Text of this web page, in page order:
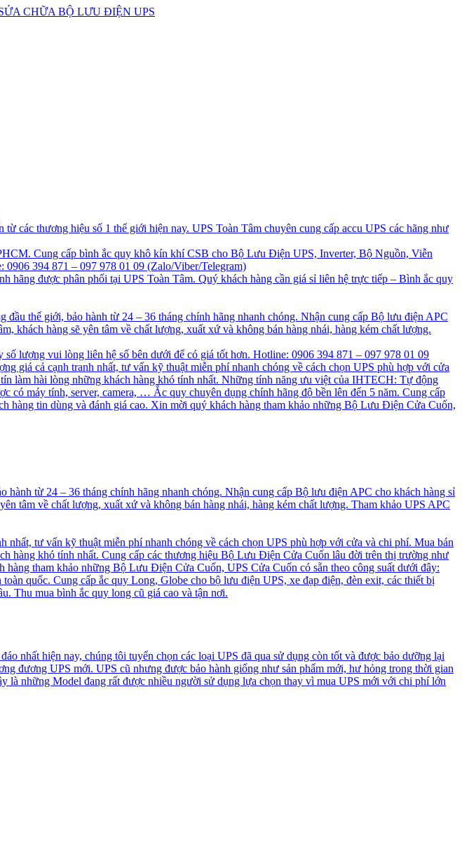
thương hiệu số 1 thế giới hiện nay. UPS Toàn Tâm chuyên cung cấp accu UPS các hãng như
Cung cấp bình ắc quy khô kín khí CSB cho Bộ Lưu Điện UPS, Inverter, Bộ Nguồn, Viễn
394 871 – 097 978 01 09 (Zalo/Viber/Telegram)
hãng được phân phối tại UPS Toàn Tâm. Quý khách hàng cần giá sỉ liên hệ trực tiếp – Bình ắc quy
thế giới, bảo hành từ 24 – 36 tháng chính hãng nhanh chóng. Nhận cung cấp Bộ lưu điện APC
khách hàng sẽ yên tâm về chất lượng, xuất xứ và không bán hàng nhái, hàng kém chất lượng.
lượng vui lòng liên hệ số bên dưới để có giá tốt hơn. Hotline: 0906 394 871 – 097 978 01 09
cả cạnh tranh nhất, tư vấn kỹ thuật miễn phí nhanh chóng về cách chọn UPS phù hợp với cửa
làm hài lòng những khách hàng khó tính nhất. Những tính năng ưu việt của IHTECH: Tự động
có máy tính, server, camera, … Ắc quy chuyên dụng chính hãng độ bền lên đến 5 năm. Cung cấp
hàng tin dùng và đánh giá cao. Xin mời quý khách hàng tham khảo những Bộ Lưu Điện Cửa Cuốn,
từ 24 – 36 tháng chính hãng nhanh chóng. Nhận cung cấp Bộ lưu điện APC cho khách hàng sỉ
tâm về chất lượng, xuất xứ và không bán hàng nhái, hàng kém chất lượng. Tham khảo UPS APC
tư vấn kỹ thuật miễn phí nhanh chóng về cách chọn UPS phù hợp với cửa và chi phí. Mua bán
hàng khó tính nhất. Cung cấp các thương hiệu Bộ Lưu Điện Cửa Cuốn lâu đời trên thị trường như
tham khảo những Bộ Lưu Điện Cửa Cuốn, UPS Cửa Cuốn có sẵn theo công suất dưới đây:
quốc. Cung cấp ắc quy Long, Globe cho bộ lưu điện UPS, xe đạp điện, đèn exit, các thiết bị
Thu mua bình ắc quy long cũ giá cao và tận nơi.
nhất hiện nay, chúng tôi tuyển chọn các loại UPS đã qua sử dụng còn tốt và được bảo dưỡng lại
đương UPS mới. UPS cũ nhưng được bảo hành giống như sản phẩm mới, hư hỏng trong thời gian
là những Model đang rất được nhiều người sử dụng lựa chọn thay vì mua UPS mới với chi phí lớn